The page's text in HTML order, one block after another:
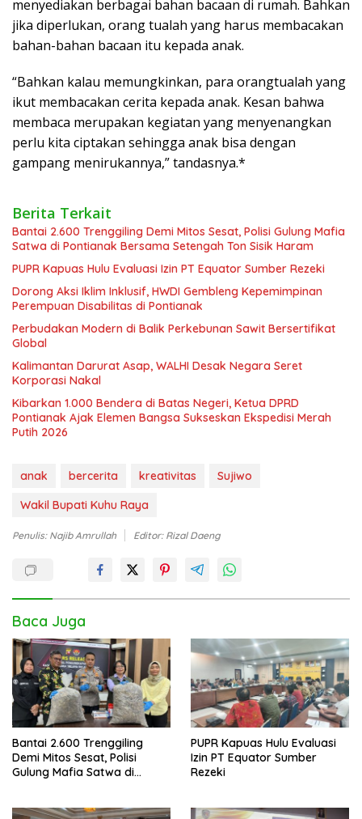
menyediakan berbagai bahan bacaan di rumah. Bahkan
jika diperlukan, orang tualah yang harus membacakan
bahan-bahan bacaan itu kepada anak.
“Bahkan kalau memungkinkan, para orangtualah yang
ikut membacakan cerita kepada anak. Kesan bahwa
membaca merupakan kegiatan yang menyenangkan
perlu kita ciptakan sehingga anak bisa dengan
gampang menirukannya,” tandasnya.*
Berita Terkait
Bantai 2.600 Trenggiling Demi Mitos Sesat, Polisi Gulung Mafia
Satwa di Pontianak Bersama Setengah Ton Sisik Haram
PUPR Kapuas Hulu Evaluasi Izin PT Equator Sumber Rezeki
Dorong Aksi Iklim Inklusif, HWDI Gembleng Kepemimpinan
Perempuan Disabilitas di Pontianak
Perbudakan Modern di Balik Perkebunan Sawit Bersertifikat
Global
Kalimantan Darurat Asap, WALHI Desak Negara Seret
Korporasi Nakal
Kibarkan 1.000 Bendera di Batas Negeri, Ketua DPRD
Pontianak Ajak Elemen Bangsa Sukseskan Ekspedisi Merah
Putih 2026
anak bercerita kreativitas
Sujiwo
Wakil Bupati Kuhu Raya
Penulis: Najib Amrullah Editor: Rizal Daeng
Baca Juga
Bantai 2.600 Trenggiling
Demi Mitos Sesat, Polisi
Gulung Mafia Satwa di
PUPR Kapuas Hulu Evaluasi
Izin PT Equator Sumber
Rezeki